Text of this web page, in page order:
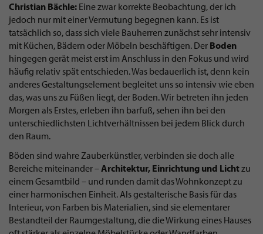
Christian Bächle: Eine zwar korrekte Beobachtung, der ich
jedoch nur mit einer Vermutung begegnen kann. Es ist
tatsächlich so, dass sich viele Bauherren zunächst sehr intensiv
mit Küchen, Bädern oder Möbeln beschäftigen. Der Boden
hingegen gerät meist erst im Anschluss in den Fokus und wird
häufig relativ spät entschieden. Was bedauerlich ist, denn kein
anderes Gestaltungselement begleitet uns so intensiv wie eben
das, was uns zu Füßen liegt, der Boden. Wir betreten ihn jeden
Morgen als Erstes, erleben ihn barfuß, sehen ihn bei den
unterschiedlichsten Lichtverhältnissen bei jedem Blick durch
den Raum.
Böden sind wahre Zauberkünstler, verbinden sie doch alle
Bereiche miteinander –Architektur, Einrichtung und Lichtzu
einem Gesamtbild – und runden damit das Wohnkonzept zu
einer harmonischen Einheit. Als gestalterische Basis für das
Interieur, von Farben bis Materialien, sind sie elementarer
Bestandteil der Raumgestaltung, die die Wirkung eines Hauses